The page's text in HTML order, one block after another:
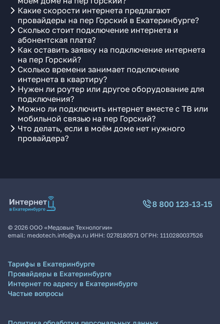
Какие скорости интернета предлагают
провайдеры на пер Горский в Екатеринбурге?
Сколько стоит подключение интернета и
абонентская плата?
Как оставить заявку на подключение интернета
на пер Горский?
Сколько времени занимает подключение
интернета в квартиру?
Нужен ли роутер или другое оборудование для
подключения?
Можно ли подключить интернет вместе с ТВ или
мобильной связью на пер Горский?
Что делать, если в моём доме нет нужного
провайдера?
8 800 123-13-15
© 2026 ООО «Медовые Технологии»
email: medotech.info@ya.ru ИНН: 0278180571 ОГРН: 1110280037526
Тарифы в Екатеринбурге
Провайдеры в Екатеринбурге
Интернет по адресу в Екатеринбурге
Частые вопросы